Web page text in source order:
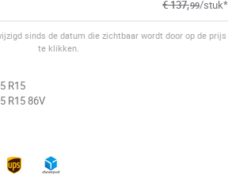
€ 137,99/stuk*
sinds de datum die zichtbaar wordt door op de prijs
te klikken.
R15
R15 86V